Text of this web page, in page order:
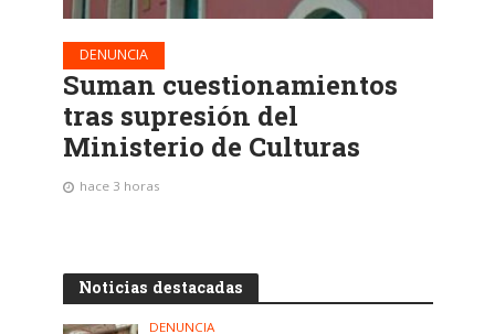
DENUNCIA
Suman cuestionamientos
tras supresión del
Ministerio de Culturas
hace 3 horas
Noticias destacadas
DENUNCIA